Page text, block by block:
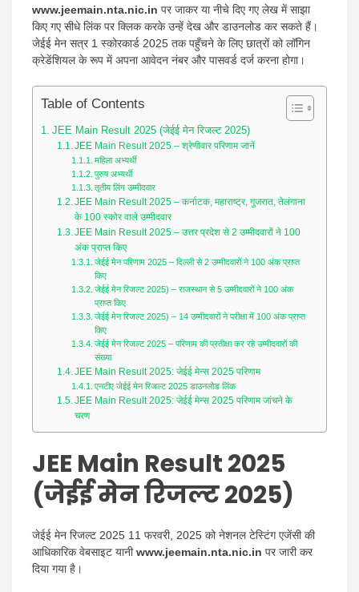
www.jeemain.nta.nic.in पर जाकर या नीचे दिए गए लेख में साझा
किए गए सीधे लिंक पर क्लिक करके उन्हें देख और डाउनलोड कर सकते हैं।
जेईई मेन सत्र 1 स्कोरकार्ड 2025 तक पहुँचने के लिए छात्रों को लॉगिन
क्रेडेंशियल के रूप में अपना आवेदन नंबर और पासवर्ड दर्ज करना होगा।
Table of Contents
JEE Main Result 2025 (जेईई मेन रिजल्ट 2025)
JEE Main Result 2025 – श्रेणीवार परिणाम जानें
महिला अभ्यर्थी
पुरुष अभ्यर्थी
तृतीय लिंग उम्मीदवार
JEE Main Result 2025 – कर्नाटक, महाराष्ट्र, गुजरात, तेलंगाना
के 100 स्कोर वाले उम्मीदवार
JEE Main Result 2025 – उत्तर प्रदेश से 2 उम्मीदवारों ने 100
अंक प्राप्त किए
जेईई मेन परिणाम 2025 – दिल्ली से 2 उम्मीदवारों ने 100 अंक प्राप्त
किए
जेईई मेन रिजल्ट 2025) – राजस्थान से 5 उम्मीदवारों ने 100 अंक
प्राप्त किए
जेईई मेन रिजल्ट 2025) – 14 उम्मीदवारों ने परीक्षा में 100 अंक प्राप्त
किए
जेईई मेन रिजल्ट 2025 – परिणाम की प्रतीक्षा कर रहे उम्मीदवारों की
संख्या
JEE Main Result 2025: जेईई मेन्स 2025 परिणाम
एनटीए जेईई मेन रिजल्ट 2025 डाउनलोड लिंक
JEE Main Result 2025: जेईई मेन्स 2025 परिणाम जांचने के
चरण
JEE Main Result 2025
(जेईई मेन रिजल्ट 2025)
जेईई मेन रिजल्ट 2025 11 फरवरी, 2025 को नेशनल टेस्टिंग एजेंसी की
आधिकारिक वेबसाइट यानीwww.jeemain.nta.nic.in पर जारी कर
दिया गया है।